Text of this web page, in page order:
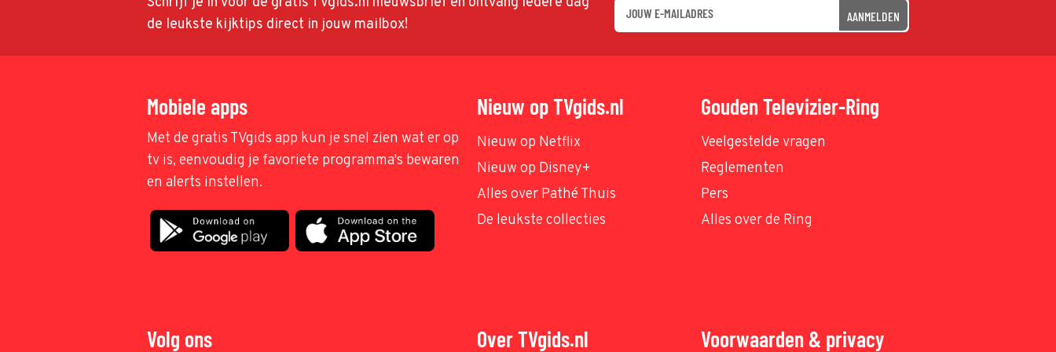
de leukste kijktips direct in jouw mailbox!
AANMELDEN
Mobiele apps
Met de gratis TVgids app kun je snel zien wat er op
tv is, eenvoudig je favoriete programma's bewaren
en alerts instellen.
Nieuw op TVgids.nl
Nieuw op Netflix
Nieuw op Disney+
Alles over Pathé Thuis
De leukste collecties
Gouden Televizier-Ring
Veelgestelde vragen
Reglementen
Pers
Alles over de Ring
Volg ons Over TVgids.nl Voorwaarden & privacy